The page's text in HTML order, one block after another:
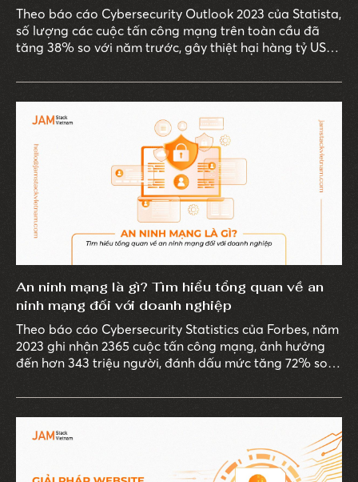
Theo báo cáo Cybersecurity Outlook 2023 của Statista,
số lượng các cuộc tấn công mạng trên toàn cầu đã
tăng 38% so với năm trước, gây thiệt hại hàng tỷ USD
An ninh mạng là gì? Tìm hiểu tổng quan về an
ninh mạng đối với doanh nghiệp
Theo báo cáo Cybersecurity Statistics của Forbes, năm
2023 ghi nhận 2365 cuộc tấn công mạng, ảnh hưởng
đến hơn 343 triệu người, đánh dấu mức tăng 72% so